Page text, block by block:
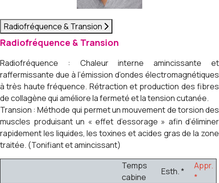
Radiofréquence & Transion
Radiofréquence & Transion
Radiofréquence : Chaleur interne amincissante et
raffermissante due à l’émission d’ondes électromagnétiques
à très haute fréquence. Rétraction et production des fibres
de collagène qui améliore la fermeté et la tension cutanée.
Transion : Méthode qui permet un mouvement de torsion des
muscles produisant un « effet d’essorage » afin d’éliminer
rapidement les liquides, les toxines et acides gras de la zone
traitée. (Tonifiant et amincissant)
Temps
cabine
Esth. *
Appr.
*